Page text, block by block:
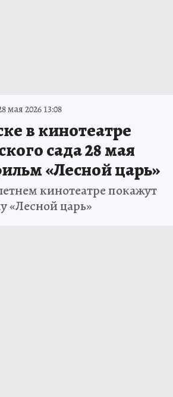
мая 2026 13:08
в кинотеатре
сада 28 мая
«Лесной царь»
кинотеатре покажут
«Лесной царь»